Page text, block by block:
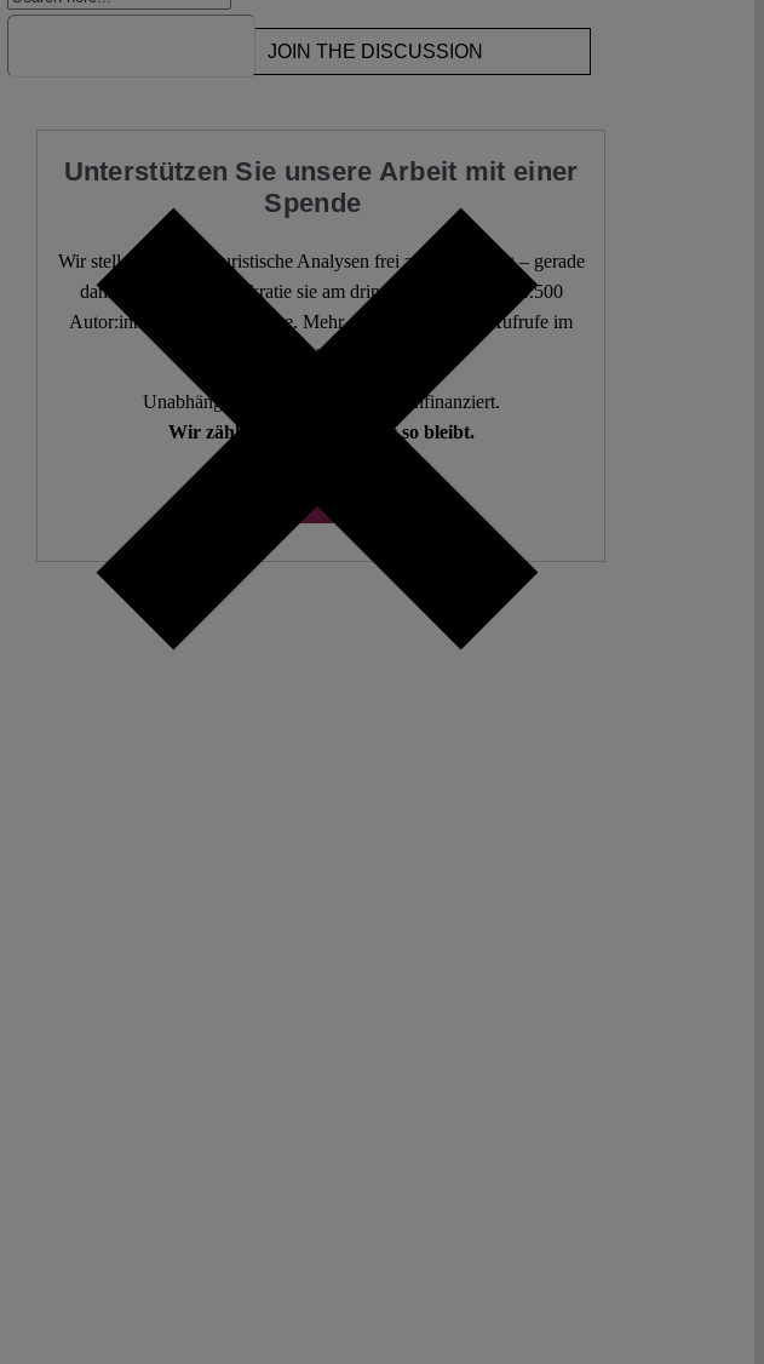
JOIN THE DISCUSSION
Unterstützen Sie unsere Arbeit mit einer
Spende
Wir stellen fundierte juristische Analysen frei zur Verfügung – gerade
dann, wenn die Demokratie sie am dringendsten braucht. 4.500
Autor:innen. 10.000 Beiträge. Mehr als fünf Millionen Aufrufe im
letzten Jahr.
Unabhängig. Open Access. Spendenfinanziert.
Wir zählen auf Sie, damit es so bleibt.